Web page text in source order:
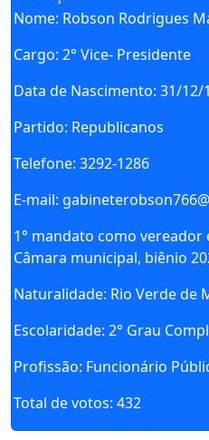
Nome: Robson Rodrigues
Cargo: 2° Vice- Presidente
Data de Nascimento: 31/12/
Partido: Republicanos
Telefone: 3292-1286
E-mail:
1° mandato como vereador
Câmara municipal, biênio
Naturalidade: Rio Verde de
Escolaridade: 2° Grau
Profissão: Funcionário
Total de votos: 432